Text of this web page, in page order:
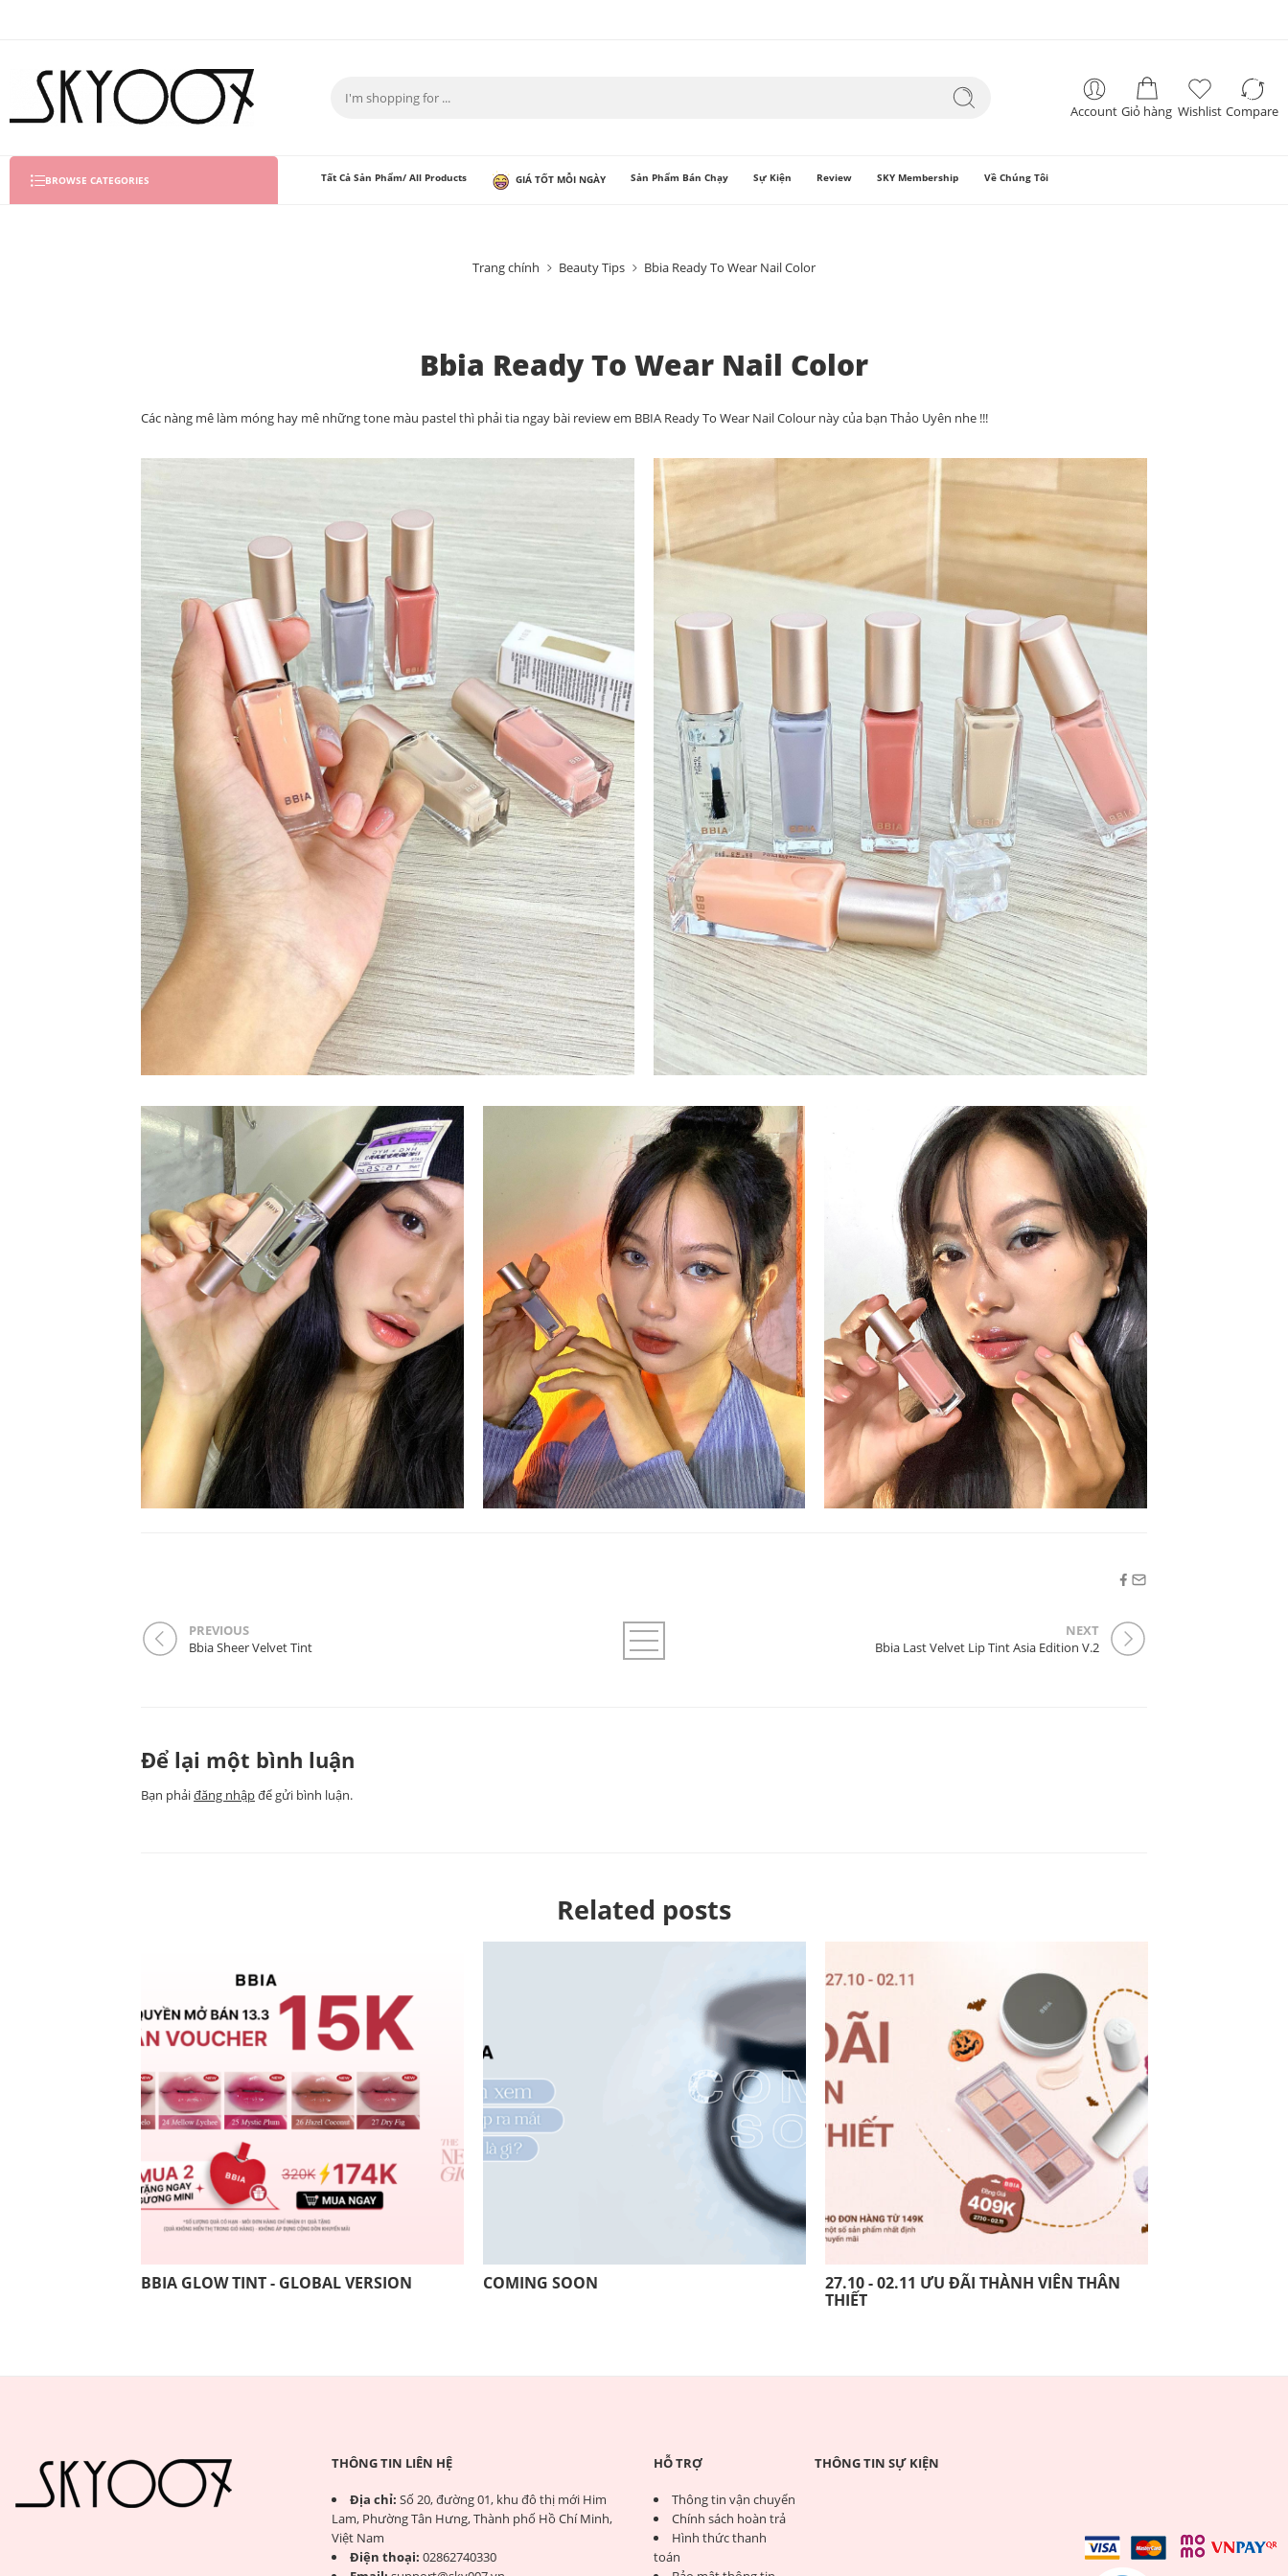
Account Giỏ hàng Wishlist Compare
BROWSE CATEGORIES Tất Cả Sản Phẩm/ All Products GIÁ TỐT MỖI NGÀY Sản Phẩm Bán Chạy Sự Kiện Review SKY Membership Về Chúng Tôi
Trang chính Beauty Tips Bbia Ready To Wear Nail Color
Bbia Ready To Wear Nail Color
Các nàng mê làm móng hay mê những tone màu pastel thì phải tia ngay bài review em BBIA Ready To Wear Nail Colour này của bạn Thảo Uyên nhe !!!
PREVIOUS
Bbia Sheer Velvet Tint
NEXT
Bbia Last Velvet Lip Tint Asia Edition V.2
Để lại một bình luận
Bạn phảiđăng nhậpđể gửi bình luận.
Related posts
BBIA GLOW TINT - GLOBAL VERSION COMING SOON
27.10 - 02.11 ƯU ĐÃI THÀNH VIÊN THÂN
THIẾT
THÔNG TIN LIÊN HỆ
Địa chỉ: Số 20, đường 01, khu đô thị mới Him
Lam, Phường Tân Hưng, Thành phố Hồ Chí Minh,
Việt Nam
Điện thoại: 02862740330
HỖ TRỢ
Thông tin vận chuyển
Chính sách hoàn trả
Hình thức thanh
toán
THÔNG TIN SỰ KIỆN